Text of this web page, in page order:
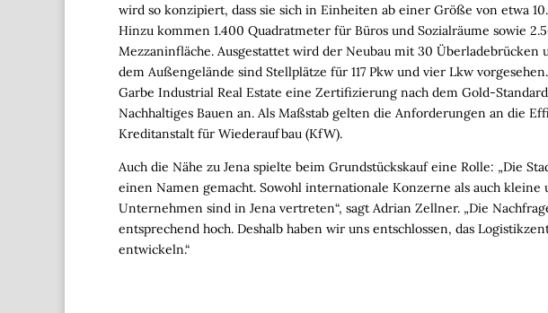
wird so konzipiert, dass sie sich in Einheiten ab einer Größe von etwa
Hinzu kommen 1.400 Quadratmeter für Büros und Sozialräume sowie
Mezzaninfläche. Ausgestattet wird der Neubau mit 30 Überladebrücken
dem Außengelände sind Stellplätze für 117 Pkw und vier Lkw
Garbe Industrial Real Estate eine Zertifizierung nach dem Gold-
Nachhaltiges Bauen an. Als Maßstab gelten die Anforderungen an die
Kreditanstalt für Wiederaufbau (KfW).
Auch die Nähe zu Jena spielte beim Grundstückskauf eine Rolle: „Die
einen Namen gemacht. Sowohl internationale Konzerne als auch kleine
Unternehmen sind in Jena vertreten“, sagt Adrian Zellner. „Die
entsprechend hoch. Deshalb haben wir uns entschlossen, das
entwickeln.“